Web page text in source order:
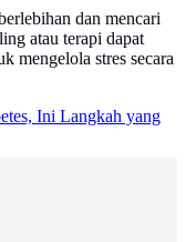
dan mencari
atau terapi dapat
mengelola stres secara
Ini Langkah yang